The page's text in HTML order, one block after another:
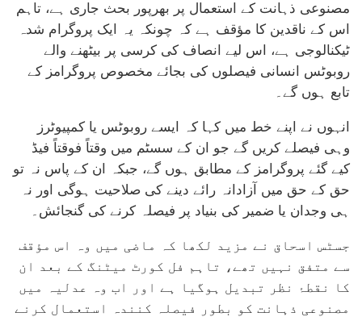
مصنوعی ذہانت کے استعمال پر بھرپور بحث جاری ہے، تاہم
اس کے ناقدین کا مؤقف ہے کہ چونکہ یہ ایک پروگرام شدہ
ٹیکنالوجی ہے، اس لیے انصاف کی کرسی پر بیٹھنے والے
روبوٹس انسانی فیصلوں کی بجائے مخصوص پروگرامز کے
تابع ہوں گے۔
انہوں نے اپنے خط میں کہا کہ ایسے روبوٹس یا کمپیوٹرز
وہی فیصلے کریں گے جو ان کے سسٹم میں وقتاً فوقتاً فیڈ
کیے گئے پروگرامز کے مطابق ہوں گے، جبکہ ان کے پاس نہ تو
حق کے حق میں آزادانہ رائے دینے کی صلاحیت ہوگی اور نہ
ہی وجدان یا ضمیر کی بنیاد پر فیصلہ کرنے کی گنجائش۔
جسٹس اسحاق نے مزید لکھا کہ ماضی میں وہ اس مؤقف
سے متفق نہیں تھے، تاہم فل کورٹ میٹنگ کے بعد ان
کا نقطۂ نظر تبدیل ہوگیا ہے اور اب وہ عدلیہ میں
مصنوعی ذہانت کو بطور فیصلہ کنندہ استعمال کرنے